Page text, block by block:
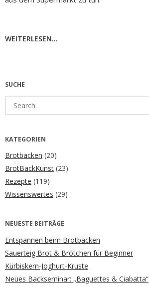
WEITERLESEN...
SUCHE
for:
KATEGORIEN
Brotbacken (20)
BrotBackKunst (23)
Rezepte (119)
Wissenswertes (29)
NEUESTE BEITRÄGE
Entspannen beim Brotbacken
Sauerteig Brot & Brötchen für Beginner
Kürbiskern-Joghurt-Kruste
Neues Backseminar: „Baguettes & Ciabatta“